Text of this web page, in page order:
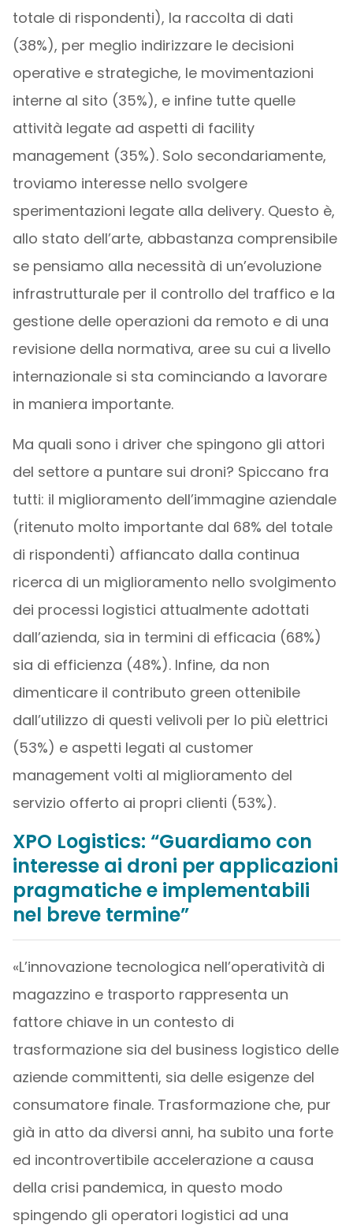
totale di rispondenti), la raccolta di dati
(38%), per meglio indirizzare le decisioni
operative e strategiche, le movimentazioni
interne al sito (35%), e infine tutte quelle
attività legate ad aspetti di facility
management (35%). Solo secondariamente,
troviamo interesse nello svolgere
sperimentazioni legate alla delivery. Questo è,
allo stato dell’arte, abbastanza comprensibile
se pensiamo alla necessità di un’evoluzione
infrastrutturale per il controllo del traffico e la
gestione delle operazioni da remoto e di una
revisione della normativa, aree su cui a livello
internazionale si sta cominciando a lavorare
in maniera importante.
Ma quali sono i driver che spingono gli attori
del settore a puntare sui droni? Spiccano fra
tutti: il miglioramento dell’immagine aziendale
(ritenuto molto importante dal 68% del totale
di rispondenti) affiancato dalla continua
ricerca di un miglioramento nello svolgimento
dei processi logistici attualmente adottati
dall’azienda, sia in termini di efficacia (68%)
sia di efficienza (48%). Infine, da non
dimenticare il contributo green ottenibile
dall’utilizzo di questi velivoli per lo più elettrici
(53%) e aspetti legati al customer
management volti al miglioramento del
servizio offerto ai propri clienti (53%).
XPO Logistics: “Guardiamo con
interesse ai droni per applicazioni
pragmatiche e implementabili
nel breve termine”
«L’innovazione tecnologica nell’operatività di
magazzino e trasporto rappresenta un
fattore chiave in un contesto di
trasformazione sia del business logistico delle
aziende committenti, sia delle esigenze del
consumatore finale. Trasformazione che, pur
già in atto da diversi anni, ha subito una forte
ed incontrovertibile accelerazione a causa
della crisi pandemica, in questo modo
spingendo gli operatori logistici ad una